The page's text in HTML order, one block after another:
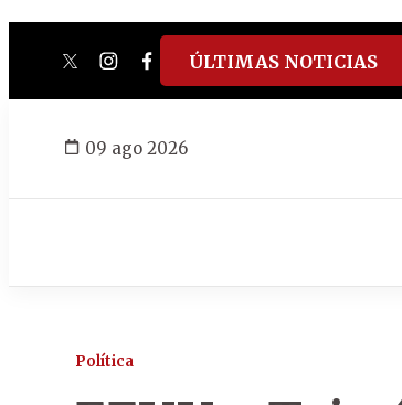
twitterinstagram
facebook
tiktokyoutube
spotify
ÚLTIMAS NOTICIAS
09 ago 2026
Política